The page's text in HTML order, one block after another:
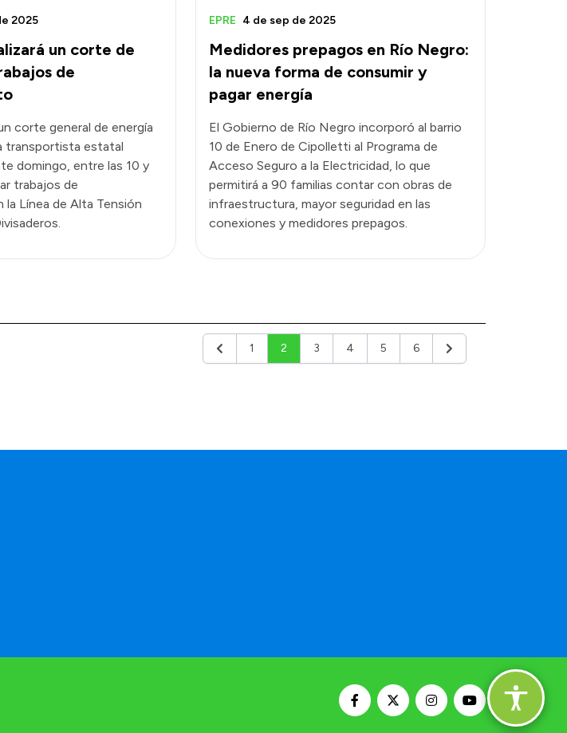
un corte de
de
2025
corte general de energía
transportista estatal
domingo, entre las 10 y
trabajos de
Línea de Alta Tensión
Medidores prepagos en Río Negro:
la nueva forma de consumir y
pagar energía
EPRE 4 de sep de 2025
El Gobierno de Río Negro incorporó al barrio
10 de Enero de Cipolletti al Programa de
Acceso Seguro a la Electricidad, lo que
permitirá a 90 familias contar con obras de
infraestructura, mayor seguridad en las
conexiones y medidores prepagos.
Anterior1 2 3 4 5 6 Siguiente